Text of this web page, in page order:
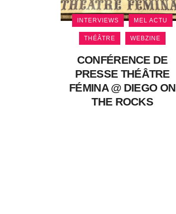
INTERVIEWS MEL ACTU
THÉÂTRE WEBZINE
CONFÉRENCE DE
PRESSE THÉÂTRE
FÉMINA @ DIEGO ON
THE ROCKS